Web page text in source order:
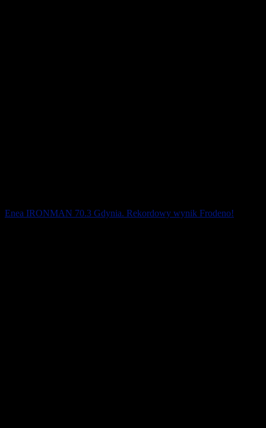
Enea IRONMAN 70.3 Gdynia. Rekordowy wynik Frodeno!